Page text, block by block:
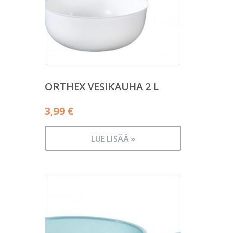
ORTHEX VESIKAUHA 2 L
3,99 €
LUE LISÄÄ »